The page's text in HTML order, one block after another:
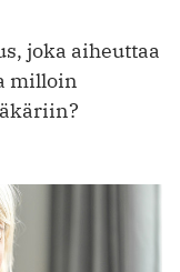
joka aiheuttaa
milloin